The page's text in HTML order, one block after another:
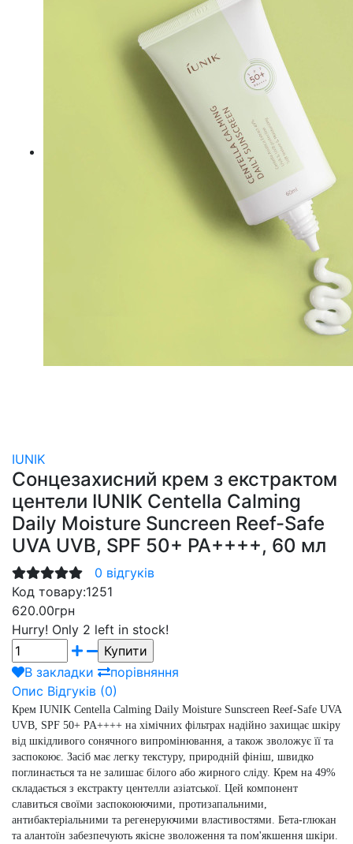
IUNIK
Сонцезахисний крем з екстрактом
центели IUNIK Centella Calming
Daily Moisture Suncreen Reef-Safe
UVA UVB, SPF 50+ PA++++, 60 мл
0 відгуків
Код товару:1251
620.00грн
Hurry! Only 2 left in stock!
В закладки
порівняння
Опис Відгуків (0)
Крем IUNIK Centella Calming Daily Moisture Sunscreen Reef-Safe UVA
UVB, SPF 50+ PA++++ на хімічних фільтрах надійно захищає шкіру
від шкідливого сонячного випромінювання, а також зволожує її та
заспокоює. Засіб має легку текстуру, природній фініш, швидко
поглинається та не залишає білого або жирного сліду. Крем на 49%
складається з екстракту центелли азіатської. Цей компонент
славиться своїми заспокоюючими, протизапальними,
антибактеріальними та регенеруючими властивостями. Бета-глюкан
та алантоїн забезпечують якісне зволоження та пом'якшення шкіри.